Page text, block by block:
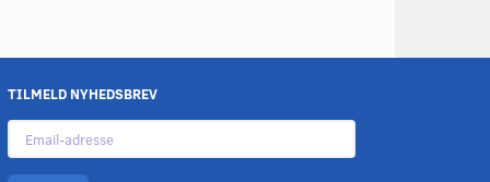
TILMELD NYHEDSBREV
Email-
adresse